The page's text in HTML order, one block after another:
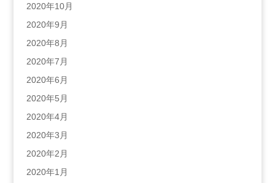
2020年10月
2020年9月
2020年8月
2020年7月
2020年6月
2020年5月
2020年4月
2020年3月
2020年2月
2020年1月